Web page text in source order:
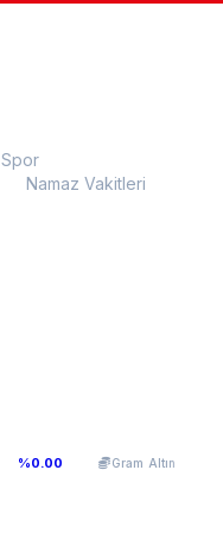
Spor
Namaz Vakitleri
Gram Altın 5.951,63 %0.23